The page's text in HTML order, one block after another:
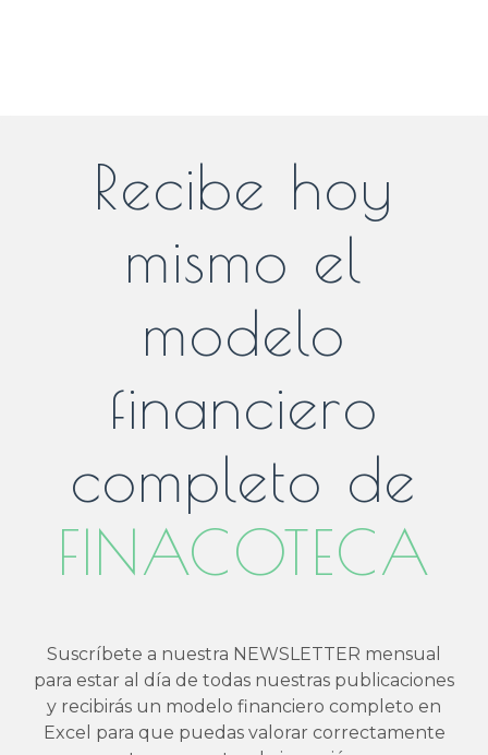
Recibe hoy
mismo el
modelo
financiero
completo de
FINACOTECA
Suscríbete a nuestra NEWSLETTER mensual
para estar al día de todas nuestras publicaciones
y recibirás un modelo financiero completo en
Excel para que puedas valorar correctamente